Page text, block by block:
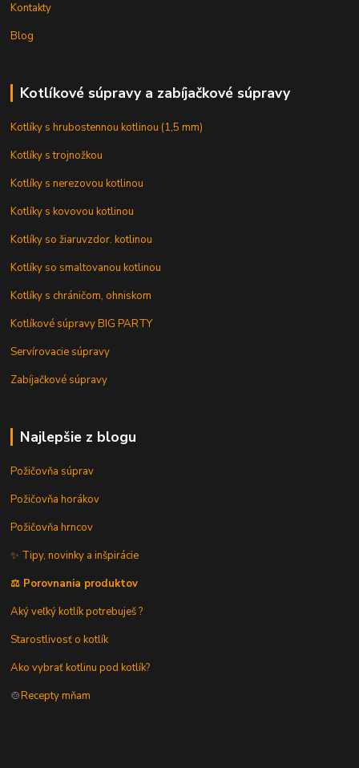
Kontakty
Blog
Kotlíkové súpravy a zabíjačkové súpravy
Kotlíky s hrubostennou kotlinou (1,5 mm)
Kotlíky s trojnožkou
Kotlíky s nerezovou kotlinou
Kotlíky s kovovou kotlinou
Kotlíky so žiaruvzdor. kotlinou
Kotlíky so smaltovanou kotlinou
Kotlíky s chráničom, ohniskom
Kotlíkové súpravy BIG PARTY
Servírovacie súpravy
Zabíjačkové súpravy
Najlepšie z blogu
Požičovňa súprav
Požičovňa horákov
Požičovňa hrncov
✨ Tipy, novinky a inšpirácie
⚖️ Porovnania produktov
Aký veľký kotlík potrebuješ ?
Starostlivosť o kotlík
Ako vybrať kotlinu pod kotlík?
🍲Recepty mňam